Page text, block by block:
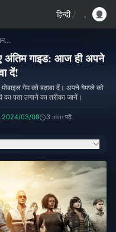
हिन्दी /
PUBG मोबाइल UC टॉप-अप के लिए अंतिम गाइड: आज ही अपने गेमप्ले को बढ़ावा दें!
अंतिम गाइड: आज ही अपने
दें!
गेम को बढ़ावा दें। अपने गेमप्ले को
पता लगाने का तरीका जानें।
2024/03/08 3 min पढ़ें